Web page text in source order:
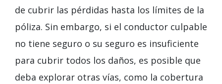
de cubrir las pérdidas hasta los límites de la
póliza. Sin embargo, si el conductor culpable
no tiene seguro o su seguro es insuficiente
para cubrir todos los daños, es posible que
deba explorar otras vías, como la cobertura